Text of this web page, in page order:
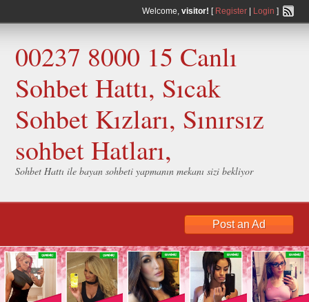
Welcome, visitor! [ Register| Login ]
00237 8000 15 Canlı
Sohbet Hattı, Sıcak
Sohbet Kızları, Sınırsız
sohbet Hatları,
Sohbet Hattı ile bayan sohbeti yapmanın mekanı sizi bekliyor
Post an Ad